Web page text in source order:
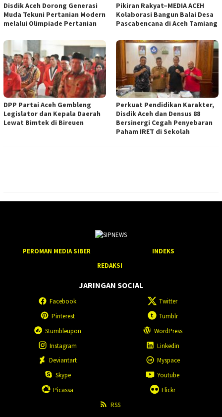
Disdik Aceh Dorong Generasi
Muda Tekuni Pertanian Modern
melalui Olimpiade Pertanian
Pikiran Rakyat–MEDIA ACEH
Kolaborasi Bangun Balai Desa
Pascabencana di Aceh Tamiang
DPP Partai Aceh Gembleng
Legislator dan Kepala Daerah
Lewat Bimtek di Bireuen
Perkuat Pendidikan Karakter,
Disdik Aceh dan Densus 88
Bersinergi Cegah Penyebaran
Paham IRET di Sekolah
PEROMAN MEDIA SIBER
INDEKS
REDAKSI
JARINGAN SOCIAL
Facebook
Twitter
Pinterest
Tumblr
Stumbleupon
WordPress
Instagram
Linkedin
Deviantart
Myspace
Skype
Youtube
Picassa
Flickr
RSS